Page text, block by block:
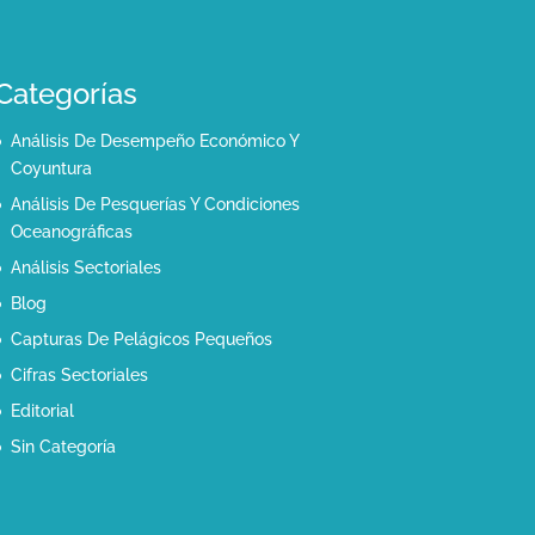
Análisis De Desempeño Económico Y
Coyuntura
Análisis De Pesquerías Y Condiciones
Oceanográficas
Análisis Sectoriales
Blog
Capturas De Pelágicos Pequeños
Cifras Sectoriales
Editorial
Sin Categoría